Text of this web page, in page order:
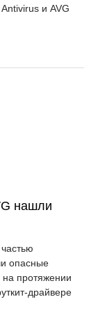
и AVG
нашли
опасные
протяжении
драйвере